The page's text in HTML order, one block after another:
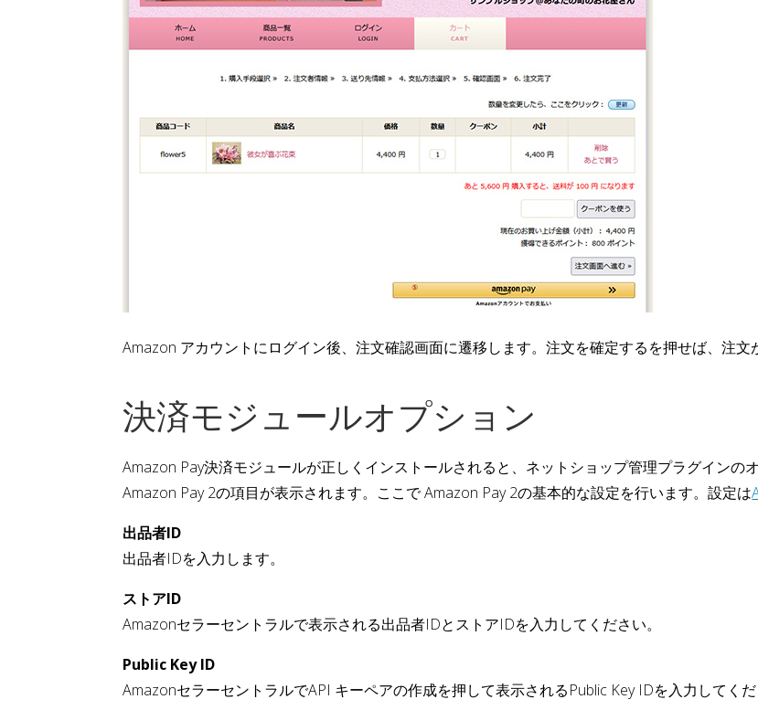
Amazon アカウントにログイン後、注文確認画面に遷移します。注文を確定するを押せば、注文
決済モジュールオプション
Amazon Pay決済モジュールが正しくインストールされると、ネットショップ管理プラグインの
Amazon Pay 2の項目が表示されます。ここで Amazon Pay 2の基本的な設定を行います。設定は
出品者ID
出品者IDを入力します。
ストアID
Amazonセラーセントラルで表示される出品者IDとストアIDを入力してください。
Public Key ID
AmazonセラーセントラルでAPI キーペアの作成を押して表示されるPublic Key IDを入力してくだ